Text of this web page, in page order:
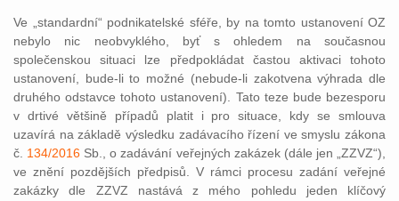
Ve „standardní“ podnikatelské sféře, by na tomto ustanovení OZ
nebylo nic neobvyklého, byť s ohledem na současnou
společenskou situaci lze předpokládat častou aktivaci tohoto
ustanovení, bude-li to možné (nebude-li zakotvena výhrada dle
druhého odstavce tohoto ustanovení). Tato teze bude bezesporu
v drtivé většině případů platit i pro situace, kdy se smlouva
uzavírá na základě výsledku zadávacího řízení ve smyslu zákona
č. 134/2016 Sb., o zadávání veřejných zakázek (dále jen „ZZVZ“),
ve znění pozdějších předpisů. V rámci procesu zadání veřejné
zakázky dle ZZVZ nastává z mého pohledu jeden klíčový